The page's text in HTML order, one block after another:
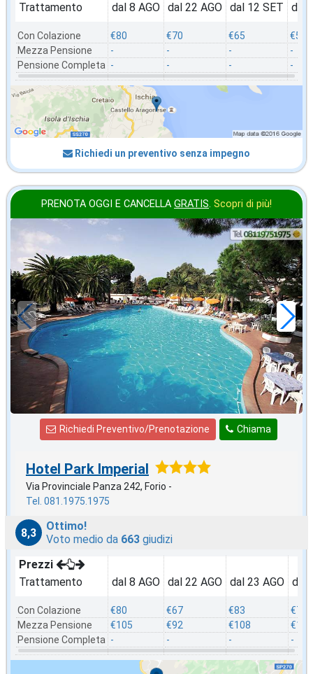
Trattamento
Con Colazione
Mezza Pensione
Pensione Completa
dal 8 AGO
€80
-
-
dal 22 AGO
€70
-
-
dal 12 SET
€65
-
-
dal
€50
-
-
Richiedi un preventivo senza impegno
PRENOTA OGGI E CANCELLA GRATIS. Scopri di più!
2026 FERRAGOSTO
in offerta da
€80,00
a notte
Chiama
Richiedi Preventivo/Prenotazione
Hotel Park Imperial
Via Provinciale Panza 242, Forio -
Tel. 081.1975.1975
8,3
Ottimo!
Voto medio da 663 giudizi
Prezzi
Trattamento
Con Colazione
Mezza Pensione
Pensione Completa
dal 8 AGO
€80
€105
-
dal 22 AGO
€67
€92
-
dal 23 AGO
€83
€108
-
dal
€75
€100
-